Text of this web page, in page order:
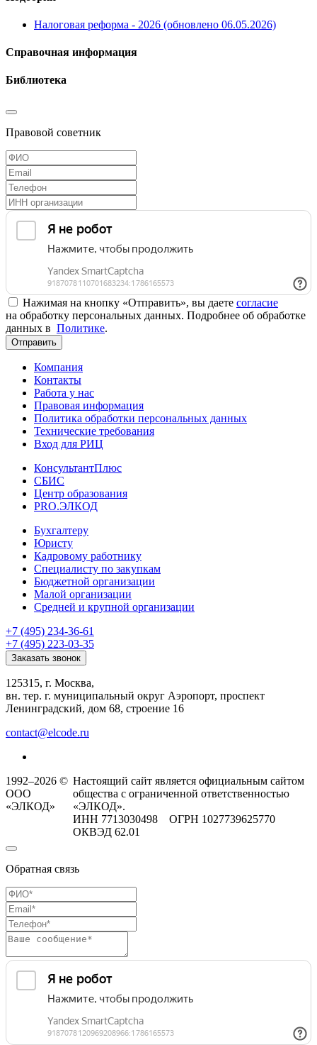
Налоговая реформа - 2026 (обновлено 06.05.2026)
Справочная информация
Библиотека
Правовой советник
Нажимая на кнопку «Отправить», вы даете согласие
на обработку персональных данных. Подробнее об обработке
данных в Политике.
Отправить
Компания
Контакты
Работа у нас
Правовая информация
Политика обработки персональных данных
Технические требования
Вход для РИЦ
КонсультантПлюс
СБИС
Центр образования
PRO.ЭЛКОД
Бухгалтеру
Юристу
Кадровому работнику
Специалисту по закупкам
Бюджетной организации
Малой организации
Средней и крупной организации
+7 (495) 234-36-61
+7 (495) 223-03-35
Заказать звонок
125315, г. Москва,
вн. тер. г. муниципальный округ Аэропорт, проспект
Ленинградский, дом 68, строение 16
contact@elcode.ru
1992–2026 ©
ООО
«ЭЛКОД»
Настоящий сайт является официальным сайтом
общества с ограниченной ответственностью
«ЭЛКОД».
ИНН 7713030498 ОГРН 1027739625770
ОКВЭД 62.01
Обратная связь